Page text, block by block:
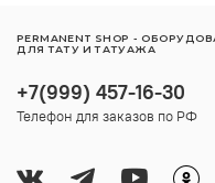
+7(999) 457-16-30
Телефон для заказов по РФ
PERMANENT SHOP -
ДЛЯ ТАТУ И ТАТУАЖА